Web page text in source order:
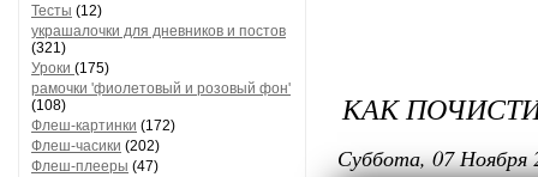
Тесты (12)
украшалочки для дневников и постов
(321)
Уроки (175)
рамочки 'фиолетовый и розовый фон'
(108)
Флеш-картинки (172)
Флеш-часики (202)
Флеш-плееры (47)
КАК
Суббота, 07 Ноября